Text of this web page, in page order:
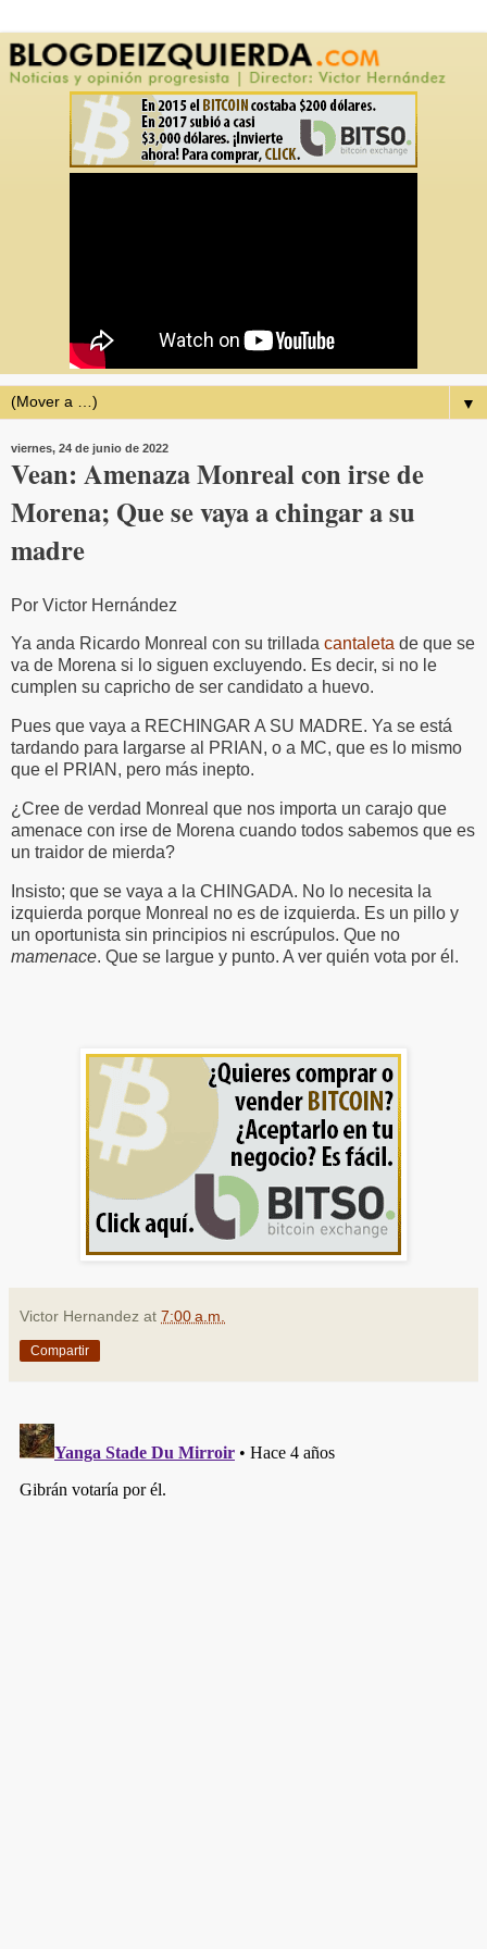
▼
viernes, 24 de junio de 2022
Vean: Amenaza Monreal con irse de
Morena; Que se vaya a chingar a su
madre
Por Victor Hernández
Ya anda Ricardo Monreal con su trillada cantaleta de que se
va de Morena si lo siguen excluyendo. Es decir, si no le
cumplen su capricho de ser candidato a huevo.
Pues que vaya a RECHINGAR A SU MADRE. Ya se está
tardando para largarse al PRIAN, o a MC, que es lo mismo
que el PRIAN, pero más inepto.
¿Cree de verdad Monreal que nos importa un carajo que
amenace con irse de Morena cuando todos sabemos que es
un traidor de mierda?
Insisto; que se vaya a la CHINGADA. No lo necesita la
izquierda porque Monreal no es de izquierda. Es un pillo y
un oportunista sin principios ni escrúpulos. Que no
mamenace. Que se largue y punto. A ver quién vota por él.
Victor Hernandez at 7:00 a.m.
Compartir